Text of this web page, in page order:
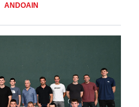
ANDOAIN